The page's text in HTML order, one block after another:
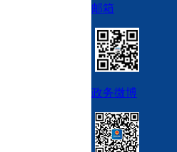
邮箱
政务微博